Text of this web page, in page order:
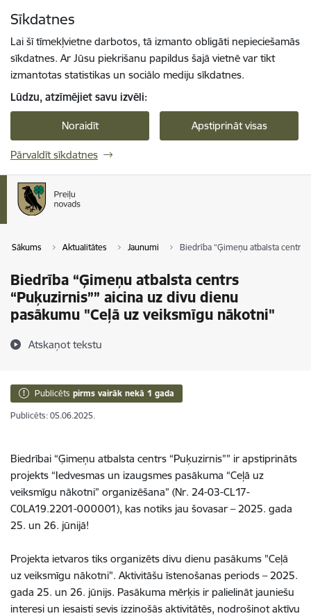
Sīkdatnes
Lai šī tīmekļvietne darbotos, tā izmanto obligāti nepieciešamās
sīkdatnes. Ar Jūsu piekrišanu papildus šajā vietnē var tikt
izmantotas statistikas un sociālo mediju sīkdatnes.
Lūdzu, atzīmējiet savu izvēli:
Noraidīt Apstiprināt visas
Pārvaldīt sīkdatnes
Sākums Aktualitātes Jaunumi Biedrība “Ģimeņu atbalsta centrs
Biedrība “Ģimeņu atbalsta centrs
“Puķuzirnis”” aicina uz divu dienu
pasākumu "Ceļā uz veiksmīgu nākotni"
Atskaņot tekstu
Publicēts pirms vairāk nekā 1 gada
Publicēts: 05.06.2025.
Biedrībai “Ģimeņu atbalsta centrs “Puķuzirnis”” ir apstiprināts
projekts “Iedvesmas un izaugsmes pasākuma “Ceļā uz
veiksmīgu nākotni” organizēšana” (Nr. 24-03-CL17-
C0LA19.2201-000001), kas notiks jau šovasar – 2025. gada
25. un 26. jūnijā!
Projekta ietvaros tiks organizēts divu dienu pasākums "Ceļā
uz veiksmīgu nākotni". Aktivitāšu īstenošanas periods – 2025.
gada 25. un 26. jūnijs. Pasākuma mērķis ir palielināt jauniešu
interesi un iesaisti sevis izzinošās aktivitātēs, nodrošinot aktīvu